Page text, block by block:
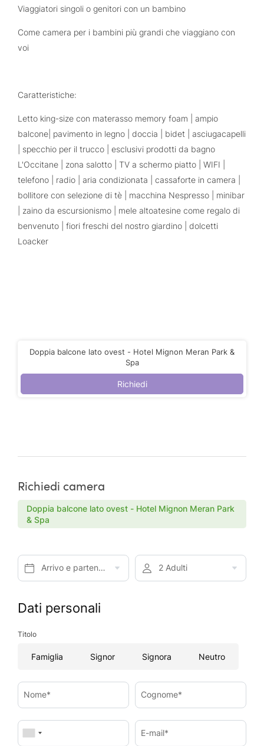
Viaggiatori singoli o genitori con un bambino
Come camera per i bambini più grandi che viaggiano con
voi
Caratteristiche:
Letto king-size con materasso memory foam | ampio
balcone| pavimento in legno | doccia | bidet | asciugacapelli
| specchio per il trucco | esclusivi prodotti da bagno
L'Occitane | zona salotto | TV a schermo piatto | WIFI |
telefono | radio | aria condizionata | cassaforte in camera |
bollitore con selezione di tè | macchina Nespresso | minibar
| zaino da escursionismo | mele altoatesine come regalo di
benvenuto | fiori freschi del nostro giardino | dolcetti
Loacker
Doppia balcone lato ovest - Hotel Mignon Meran Park &
Spa
Richiedi
Richiedi camera
Doppia balcone lato ovest - Hotel Mignon Meran Park
& Spa
Arrivo e partenza* 2 Adulti
Dati personali
Titolo
Famiglia Signor Signora Neutro
Nome* Cognome*
E-mail*